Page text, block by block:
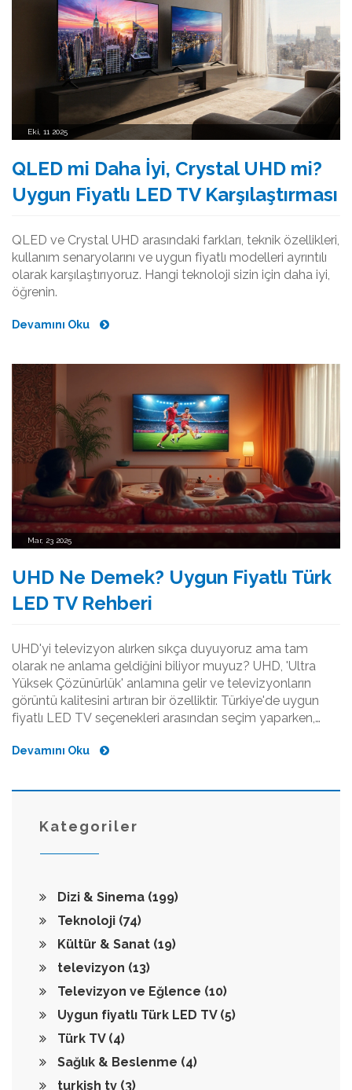
Eki, 11 2025
QLED mi Daha İyi, Crystal UHD mi?
Uygun Fiyatlı LED TV Karşılaştırması
QLED ve Crystal UHD arasındaki farkları, teknik özellikleri,
kullanım senaryolarını ve uygun fiyatlı modelleri ayrıntılı
olarak karşılaştırıyoruz. Hangi teknoloji sizin için daha iyi,
öğrenin.
Devamını Oku
Mar, 23 2025
UHD Ne Demek? Uygun Fiyatlı Türk
LED TV Rehberi
UHD'yi televizyon alırken sıkça duyuyoruz ama tam
olarak ne anlama geldiğini biliyor muyuz? UHD, 'Ultra
Yüksek Çözünürlük' anlamına gelir ve televizyonların
görüntü kalitesini artıran bir özelliktir. Türkiye'de uygun
fiyatlı LED TV seçenekleri arasından seçim yaparken,
gereken noktaları inceleyeceğiz. Bu makalede, UHD'nin
karşılaştırılacağını ele alacağız. Böylece hangisinin
bulabileceksiniz.
Devamını Oku
Kategoriler
Dizi & Sinema (199)
Teknoloji (74)
Kültür & Sanat (19)
televizyon (13)
Televizyon ve Eğlence (10)
Uygun fiyatlı Türk LED TV (5)
Türk TV (4)
Sağlık & Beslenme (4)
turkish tv (3)